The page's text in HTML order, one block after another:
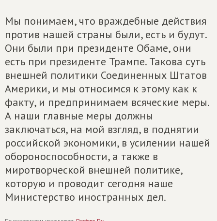
Мы понимаем, что враждебные действия
против нашей страны были, есть и будут.
Они были при президенте Обаме, они
есть при президенте Трампе. Такова суть
внешней политики Соединенных Штатов
Америки, и мы относимся к этому как к
факту, и предпринимаем всяческие меры.
А наши главные меры должны
заключаться, на мой взгляд, в поднятии
российской экономики, в усилении нашей
обороноспособности, а также в
миротворческой внешней политике,
которую и проводит сегодня наше
Министерство иностранных дел.